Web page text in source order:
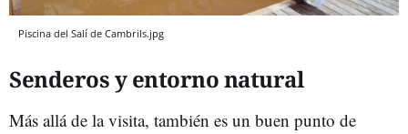
Piscina del Salí de Cambrils.jpg
Senderos y entorno natural
Más allá de la visita, también es un buen punto de